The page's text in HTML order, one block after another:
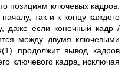
позициям ключевых кадров.
так и к концу каждого
даже если конечный кадр /
между двумя ключевыми
продолжит вывод кадров
ключевого кадра, исключая